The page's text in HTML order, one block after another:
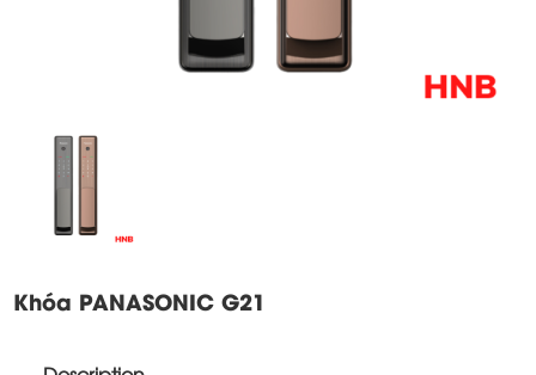
Khóa PANASONIC G21